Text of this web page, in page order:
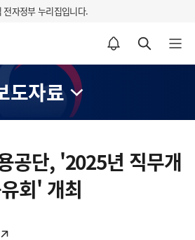
자정부 누리집입니다.
알림설정 바로가기 검색 바로가기 메뉴 열기
도자료
공단, '2025년 직무개
회' 개최